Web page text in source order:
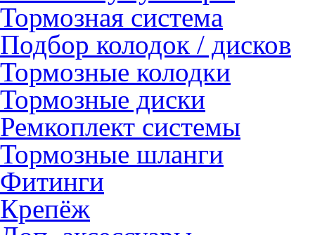
Тормозная система
Подбор колодок / дисков
Тормозные колодки
Тормозные диски
Ремкоплект системы
Тормозные шланги
Фитинги
Крепёж